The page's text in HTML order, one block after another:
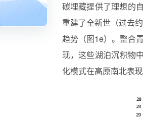
碳埋藏提供了理想的
重建了全新世（过去
趋势（图1e）。整合
现，这些湖泊沉积物
化模式在高原南北表